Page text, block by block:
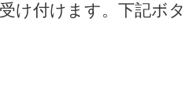
付けます。下記ボ